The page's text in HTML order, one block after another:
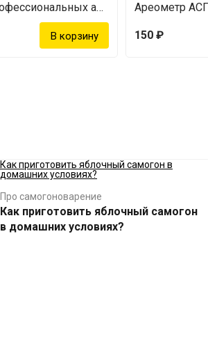
Набор профессиональных ареометров Ареометр
150 ₽
Про самогоноварение
Как приготовить яблочный самогон
в домашних условиях?